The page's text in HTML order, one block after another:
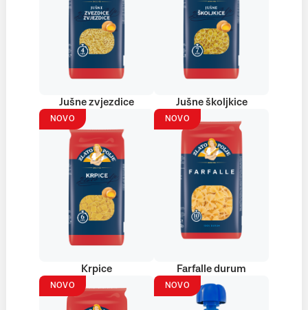
Jušne zvjezdice Jušne školjkice
NOVO
Krpice
NOVO
Farfalle durum
NOVO NOVO